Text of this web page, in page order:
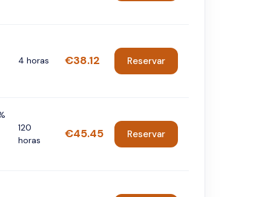
4 horas €38.12 Reservar
120
horas
€45.45 Reservar